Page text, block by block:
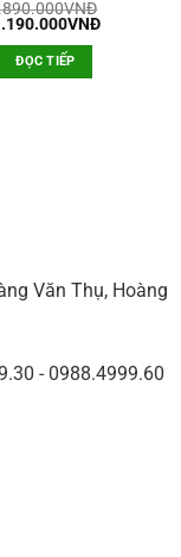
VNĐ
1.890.000VNĐ.
VNĐGiá
ĐỌC TIẾP
Văn Thụ, Hoàng
- 0988.4999.60